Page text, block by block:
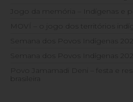
Jogo da memória – Indígenas e
MOVÍ – o jogo dos territórios
Semana dos Povos Indígenas
Semana dos Povos Indígenas
Povo Jamamadi Deni – festa e
brasileira